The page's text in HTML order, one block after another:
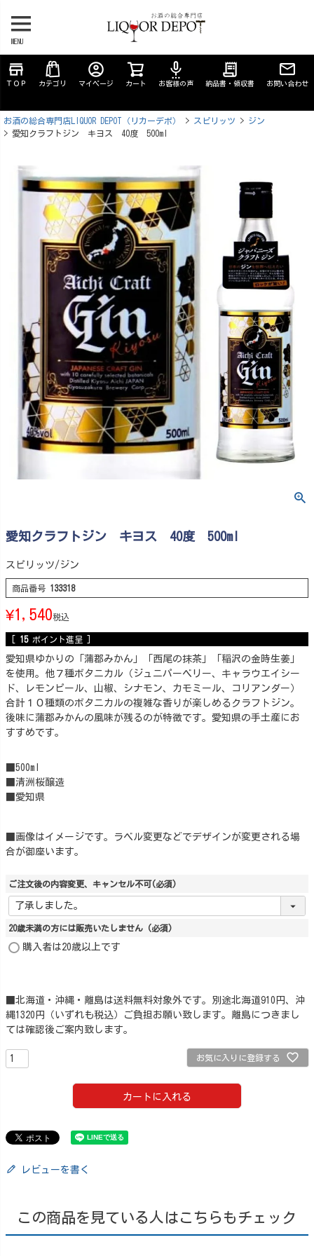
MENU
store
ＴＯＰ カテゴリ
account_circle
マイページ カート
settings_voice
お客様の声
receipt_long
納品書・領収書 お問い合わせ
お酒の総合専門店LIQUOR DEPOT（リカーデポ） スピリッツ
ジン
愛知クラフトジン キヨス 40度 500ml
愛知クラフトジン キヨス 40度 500ml
スピリッツ/ジン
商品番号 133318
¥1,540税込
15 ポイント進呈 ]
愛知県ゆかりの「蒲郡みかん」「西尾の抹茶」「稲沢の金時生姜」
を使用。他７種ボタニカル（ジュニパーベリー、キャラウエイシー
ド、レモンピール、山椒、シナモン、カモミール、コリアンダー）
合計１０種類のボタニカルの複雑な香りが楽しめるクラフトジン。
後味に蒲郡みかんの風味が残るのが特徴です。愛知県の手土産にお
すすめです。
■500ml
■清洲桜醸造
■愛知県
■画像はイメージです。ラベル変更などでデザインが変更される場
合が御座います。
ご注文後の内容変更、キャンセル不可(必須)
20歳未満の方には販売いたしません (必須)
購入者は20歳以上です
■北海道・沖縄・離島は送料無料対象外です。別途北海道910円、沖
縄1320円（いずれも税込）ご負担お願い致します。離島につきまし
ては確認後ご案内致します。
お気に入りに登録する
カートに入れる
レビューを書く
この商品を見ている人はこちらもチェック